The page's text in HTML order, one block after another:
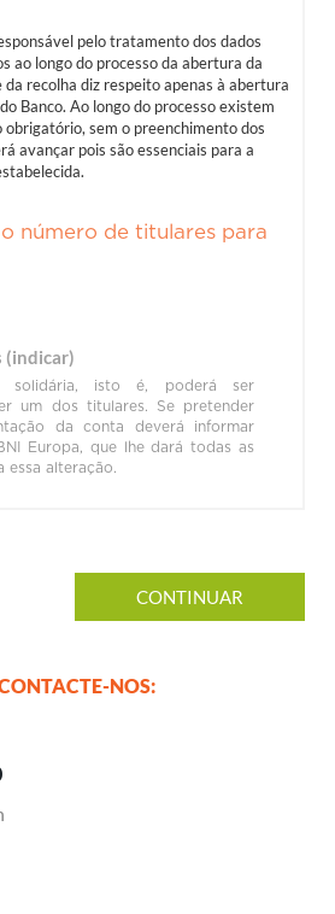
pelo tratamento dos dados
ao longo do processo da abertura da
recolha diz respeito apenas à abertura
Banco. Ao longo do processo existem
sem o preenchimento dos
avançar pois são essenciais para a
número de titulares para
(indicar)
isto é, poderá ser
um dos titulares. Se pretender
da conta deverá informar
Europa, que lhe dará todas as
essa alteração.
NOS: